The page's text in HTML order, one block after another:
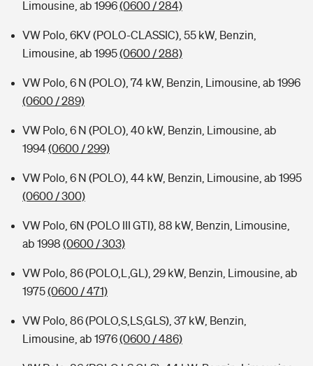
Limousine, ab 1996(0600 / 284)
VW Polo, 6KV (POLO-CLASSIC), 55 kW, Benzin,
Limousine, ab 1995(0600 / 288)
VW Polo, 6 N (POLO), 74 kW, Benzin, Limousine, ab 1996
(0600 / 289)
VW Polo, 6 N (POLO), 40 kW, Benzin, Limousine, ab
1994(0600 / 299)
VW Polo, 6 N (POLO), 44 kW, Benzin, Limousine, ab 1995
(0600 / 300)
VW Polo, 6N (POLO III GTI), 88 kW, Benzin, Limousine,
ab 1998 (0600 / 303)
VW Polo, 86 (POLO,L,GL), 29 kW, Benzin, Limousine, ab
1975(0600 / 471)
VW Polo, 86 (POLO,S,LS,GLS), 37 kW, Benzin,
Limousine, ab 1976(0600 / 486)